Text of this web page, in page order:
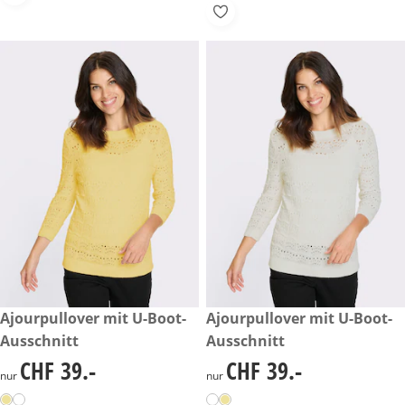
CHF 39.-
Ajourpullover mit U-Boot-
Ausschnitt
CHF 39.-
nur CHF 39.-
CHF 39.-
Ajourpullover mit U-Boot-
Ausschnitt
CHF 39.-
nur CHF 39.-